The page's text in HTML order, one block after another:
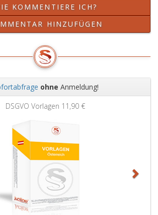
KOMMENTIERE ICH?
HINZUFÜGEN
ohne Anmeldung!
DSGVO Vorlagen 11,90 €